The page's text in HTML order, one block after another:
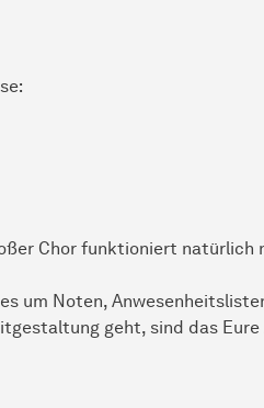
Chor funktioniert natürlich
um Noten,
geht, sind das Eure